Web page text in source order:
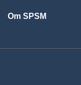
Om SPSM